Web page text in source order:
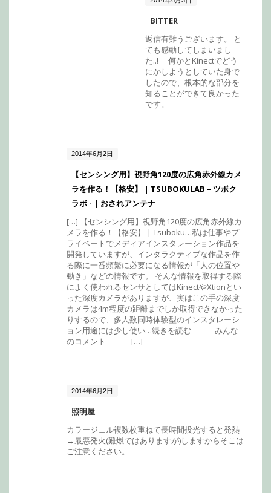
BITTER
返信有難うございます。 と
ても感動してしまいまし
た..! 何かとKinectでどう
にかしようとしていた身で
したので、根本的な部分を
知ることができて良かった
です。
2014年6月2日
【センシング用】視野角120度の広角赤外線カメ
ラを作る！【格安】 | TSUBOKULAB – ツボク
ラボ - | おされアンテナ
[…] 【センシング用】視野角120度の広角赤外線カ
メラを作る！【格安】 | Tsuboku…私は仕事やプ
ライベートでメディアインスタレーション作品を
開発していますが、インタラクティブな作品を作
る際に一番頻繁に必要になる情報が「人の位置や
動き」などの情報です。 そんな情報を取得する際
によく使われるセンサとしてはKinectやXtionとい
った深度カメラがありますが、実はこの手の深度
カメラは4m程度の距離までしか取得できなかった
りするので、多人数同時体験型のインスタレーシ
ョン用途には少し使い…続きを読む みんな
のコメント […]
2014年6月2日
照明屋
カラージェル複数枚重ねて長時間投光すると発熱
→最悪発火(難燃ではありますが)しますからそこは
ご注意ください。